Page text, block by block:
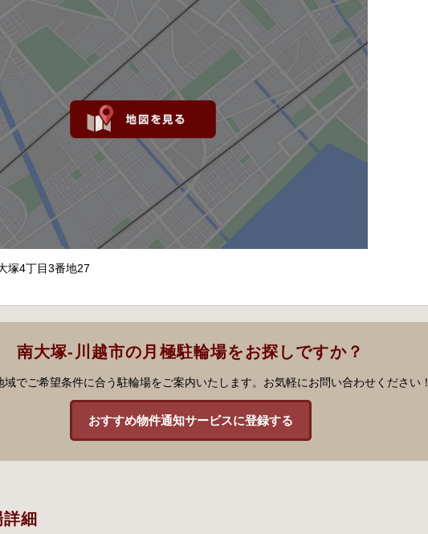
塚4丁目3番地27
南大塚-川越市の月極駐輪場をお探しですか？
域でご希望条件に合う駐輪場をご案内いたします。お気軽にお問い合わせください！
おすすめ物件通知サービスに登録する
細